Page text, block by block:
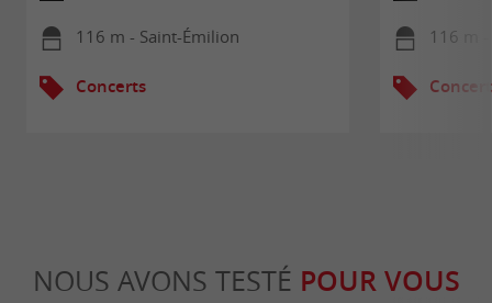
116 m - Saint-Émilion
Concerts
116 m
NOUS AVONS TESTÉ POUR VOUS